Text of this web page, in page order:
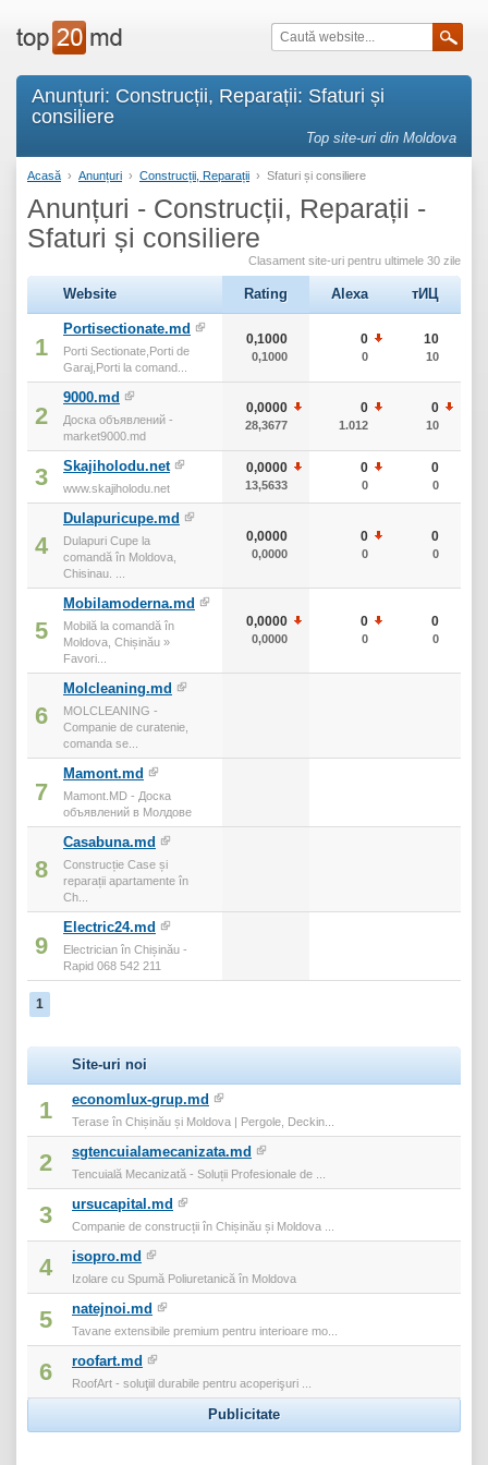
Anunțuri: Construcții, Reparații: Sfaturi și
consiliere
Top site-uri din Moldova
Acasă › Anunțuri › Construcții, Reparații › Sfaturi și consiliere
Anunțuri - Construcții, Reparații -
Sfaturi și consiliere
Clasament site-uri pentru ultimele 30 zile
Website Rating Alexa тИЦ
1
Portisectionate.md
Porti Sectionate,Porti de
Garaj,Porti la comand...
0,1000
0,1000
0
0
10
10
2
9000.md
Доска объявлений -
market9000.md
0,0000
28,3677
0
1.012
0
10
3 Skajiholodu.net
www.skajiholodu.net
0,0000
13,5633
0
0
0
0
4
Dulapuricupe.md
Dulapuri Cupe la
comandă în Moldova,
Chisinau. ...
0,0000
0,0000
0
0
0
0
5
Mobilamoderna.md
Mobilă la comandă în
Moldova, Chișinău »
Favori...
0,0000
0,0000
0
0
0
0
6
Molcleaning.md
MOLCLEANING -
Companie de curatenie,
comanda se...
7
Mamont.md
Mamont.MD - Доска
объявлений в Молдове
8
Casabuna.md
Construcție Case și
reparații apartamente în
Ch...
9
Electric24.md
Electrician în Chișinău -
Rapid 068 542 211
1
Site-uri noi
1 economlux-grup.md
Terase în Chișinău și Moldova | Pergole, Deckin...
2 sgtencuialamecanizata.md
Tencuială Mecanizată - Soluții Profesionale de ...
3 ursucapital.md
Companie de construcții în Chișinău și Moldova ...
4 isopro.md
Izolare cu Spumă Poliuretanică în Moldova
5 natejnoi.md
Tavane extensibile premium pentru interioare mo...
6 roofart.md
RoofArt - soluţiil durabile pentru acoperişuri ...
Publicitate